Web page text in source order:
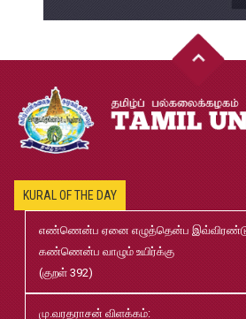
இளங்கலை முதுகலை தேர்வு
Jul
20
முதுநிலை-பட்டயம்-தேர்வு-
Jul
20
முனைவர்பட்டப்-பயிற்சிப்-பணித்-
Jun
02
2026-2027 B.Ed., M.Ed.,
Jun
02
B.Ed and M.Ed Admission
KURAL OF THE DAY
எண்ணென்ப ஏனை எழுத்தென்ப
கண்ணென்ப வாழும் உயிர்க்கு
(குறள் 392)
மு.வரதராசன் விளக்கம்: